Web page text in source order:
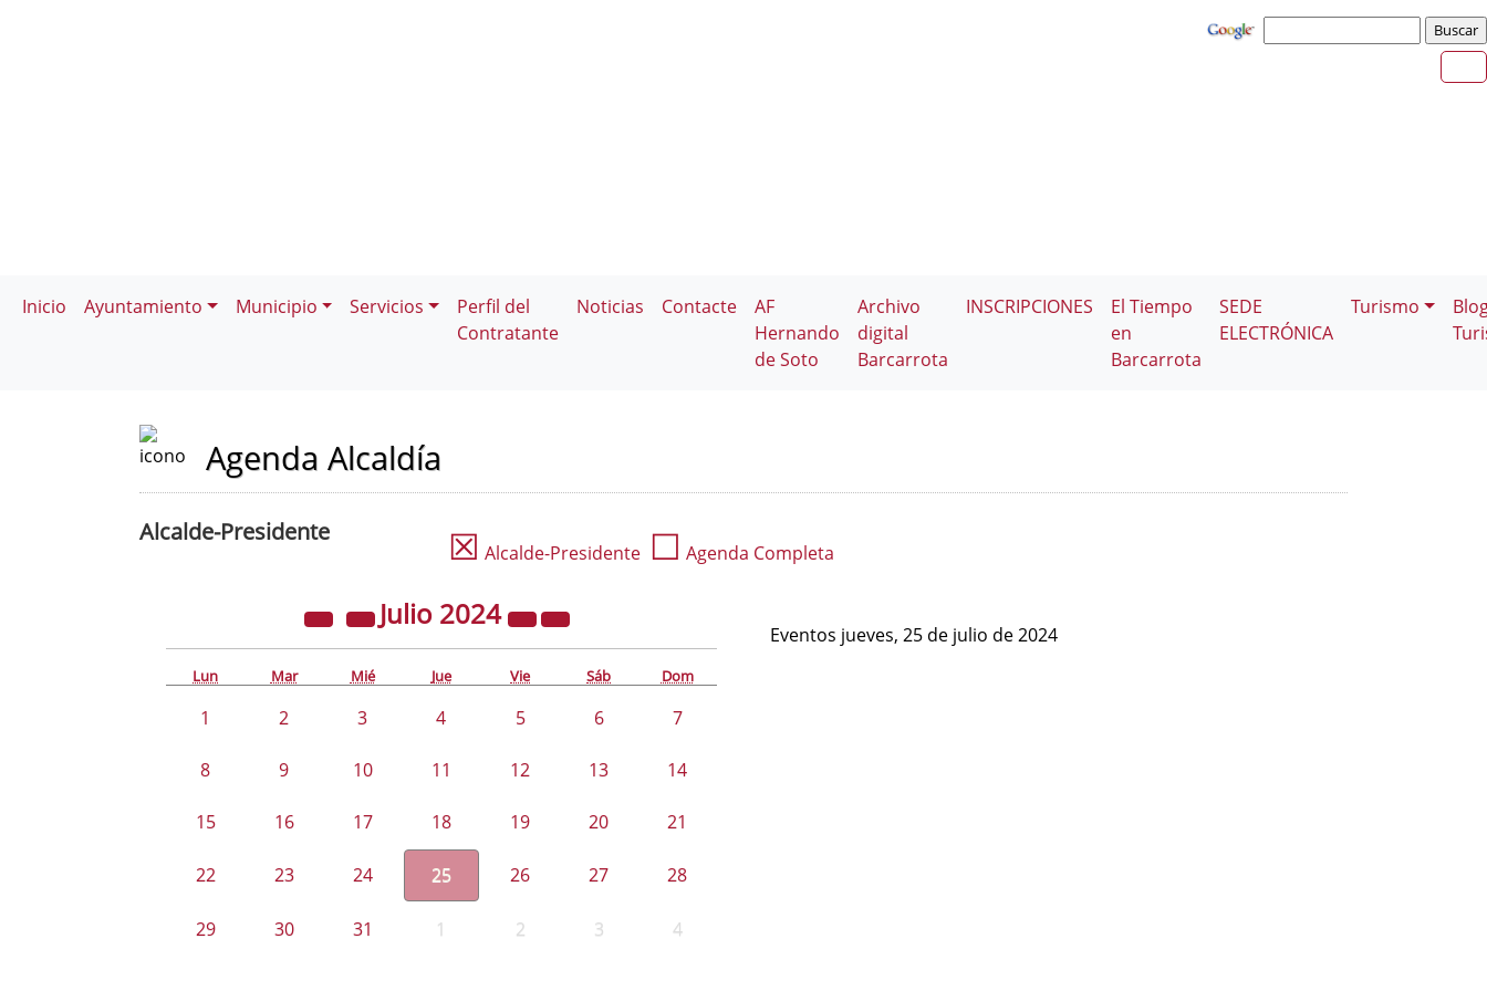
Inicio Ayuntamiento Municipio Servicios
Perfil del
Contratante
Noticias Contacte
AF
Hernando
de Soto
Archivo
digital
Barcarrota
INSCRIPCIONES
El Tiempo
en
Barcarrota
SEDE
ELECTRÓNICA
Turismo
Agenda Alcaldía
Alcalde-Presidente ☒ Alcalde-Presidente ☐ Agenda Completa
Julio 2024
Lun Mar Mié Jue Vie Sáb Dom
1 2 3 4 5 6 7
8 9 10 11 12 13 14
15 16 17 18 19 20 21
22 23 24 25 26 27 28
29 30 31 1 2 3 4
Eventos jueves, 25 de julio de 2024